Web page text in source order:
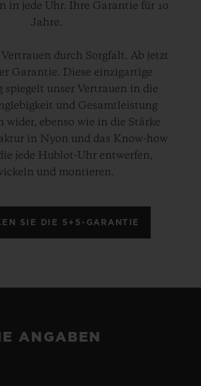
in jede Uhr. Ihre Garantie für 10
Jahre.
durch Sorgfalt. Ab jetzt
Garantie. Diese einzigartige
spiegelt unser Vertrauen in die
und Gesamtleistung
wider, ebenso wie in die Stärke
in Nyon und das Know-how
jede Hublot-Uhr entwerfen,
und montieren.
SIE DIE 5+5-GARANTIE
ANGABEN